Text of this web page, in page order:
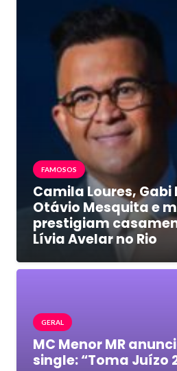
FAMOSOS
Camila Loures,
Otávio Mesquita e
prestigiam
Lívia Avelar no Rio
GERAL
MC Menor MR
single: “Toma Juízo